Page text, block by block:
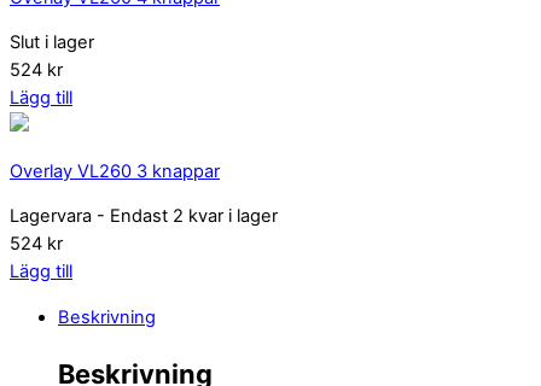
Slut i lager
524 kr
Lägg till
Overlay VL260 3 knappar
Lagervara - Endast 2 kvar i lager
524 kr
Lägg till
Beskrivning
Beskrivning